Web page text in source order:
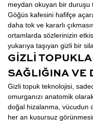
meydan okuyan bir duruşu
Göğüs kafesini hafifçe
daha tok ve kararlı
ortamlarda sözlerinizin
yukarıya taşıyan gizli bir
GIZLI
SAĞLIĞINA VE
Gizli topuk teknolojisi,
omurganızı anatomik
doğal hizalanma, vücudun
her an kusursuz